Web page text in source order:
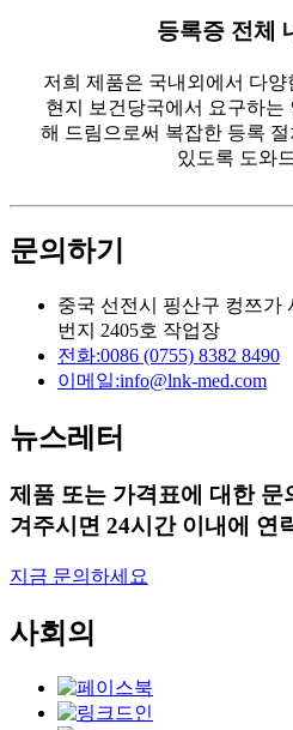
등록증 전체
저희 제품은 국내외에서 다
현지 보건당국에서 요구하는
해 드림으로써 복잡한 등록
있도록 도와
문의하기
중국 선전시 핑산구 컹쯔가
번지 2405호 작업장
전화:0086 (0755) 8382 8490
이메일:info@lnk-med.com
뉴스레터
제품 또는 가격표에 대한 문
겨주시면 24시간 이내에 연
지금 문의하세요
사회의